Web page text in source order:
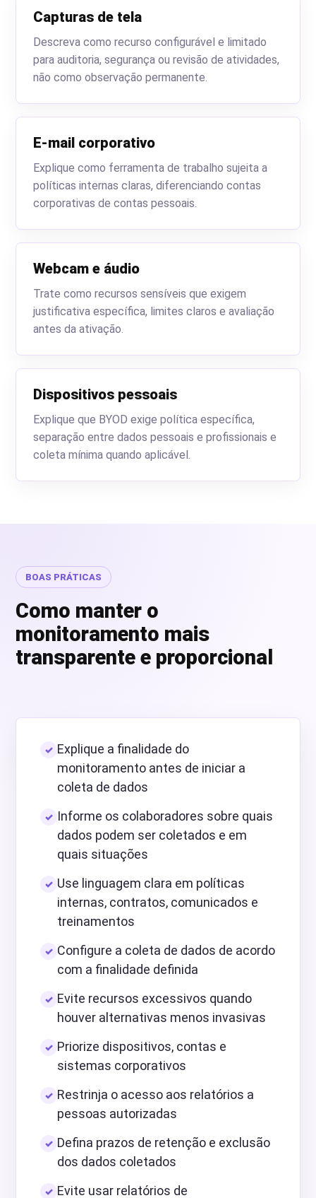
Capturas de tela
Descreva como recurso configurável e limitado
para auditoria, segurança ou revisão de atividades,
não como observação permanente.
E-mail corporativo
Explique como ferramenta de trabalho sujeita a
políticas internas claras, diferenciando contas
corporativas de contas pessoais.
Webcam e áudio
Trate como recursos sensíveis que exigem
justificativa específica, limites claros e avaliação
antes da ativação.
Dispositivos pessoais
Explique que BYOD exige política específica,
separação entre dados pessoais e profissionais e
coleta mínima quando aplicável.
BOAS PRÁTICAS
Como manter o
monitoramento mais
transparente e proporcional
Explique a finalidade do
monitoramento antes de iniciar a
coleta de dados
Informe os colaboradores sobre quais
dados podem ser coletados e em
quais situações
Use linguagem clara em políticas
internas, contratos, comunicados e
treinamentos
Configure a coleta de dados de acordo
com a finalidade definida
Evite recursos excessivos quando
houver alternativas menos invasivas
Priorize dispositivos, contas e
sistemas corporativos
Restrinja o acesso aos relatórios a
pessoas autorizadas
Defina prazos de retenção e exclusão
dos dados coletados
Evite usar relatórios de